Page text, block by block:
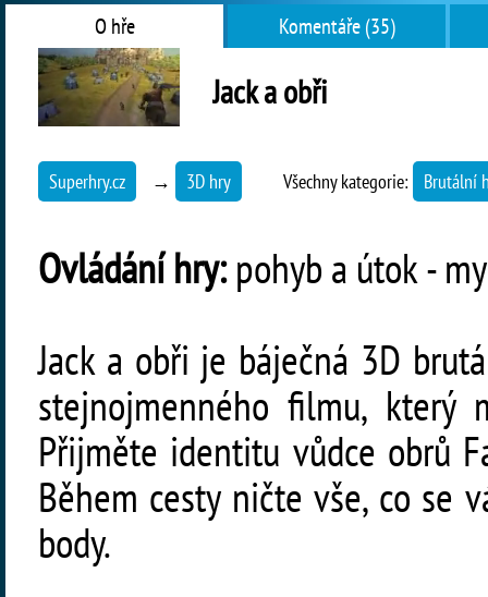
O hře Komentáře (35)
Jack a obři
Superhry.cz → 3D hry Všechny kategorie: Brutální
Ovládání hry:pohyb a útok -
Jack a obři je báječná 3D
stejnojmenného filmu,
Přijměte identitu vůdce obrů
Během cesty ničte vše, co se
body.